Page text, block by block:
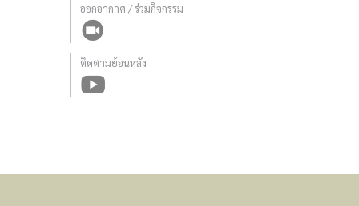
ออกอากาศ / ร่วมกิจกรรม
ติดตามย้อนหลัง